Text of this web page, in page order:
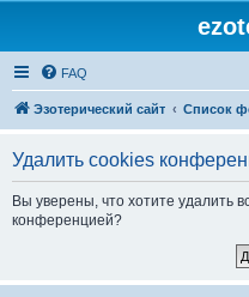
FAQ
Эзотерический сайт Список
Удалить cookies
Вы уверены, что хотите удалить
конференцией?